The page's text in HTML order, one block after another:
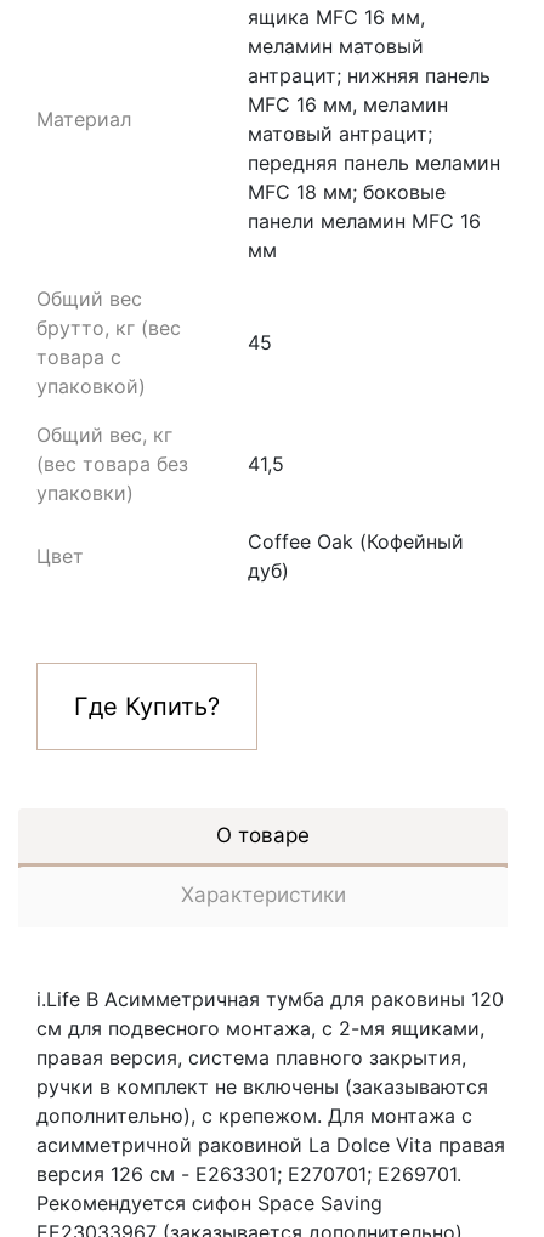
Материал
ящика MFC 16 мм,
меламин матовый
антрацит; нижняя панель
MFC 16 мм, меламин
матовый антрацит;
передняя панель меламин
MFC 18 мм; боковые
панели меламин MFC 16
мм
Общий вес
брутто, кг (вес
товара с
упаковкой)
45
Общий вес, кг
(вес товара без
упаковки)
41,5
Цвет
Coffee Oak (Кофейный
дуб)
Где Купить?
О товаре
Характеристики
i.Life B Асимметричная тумба для раковины 120
см для подвесного монтажа, с 2-мя ящиками,
правая версия, система плавного закрытия,
ручки в комплект не включены (заказываются
дополнительно), с крепежом. Для монтажа с
асимметричной раковиной La Dolce Vita правая
версия 126 см - E263301; E270701; E269701.
Рекомендуется сифон Space Saving
EE23033967 (заказывается дополнительно).